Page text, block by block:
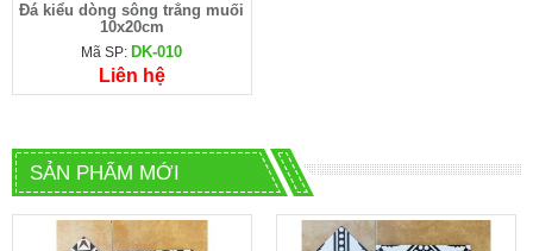
Đá kiểu dòng sông trắng muối
10x20cm
Mã SP: DK-010
Liên hệ
SẢN PHẨM MỚI